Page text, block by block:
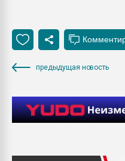
предыдущая новость